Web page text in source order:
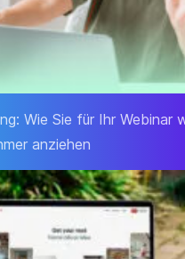
Wie Sie für Ihr Webinar
anziehen